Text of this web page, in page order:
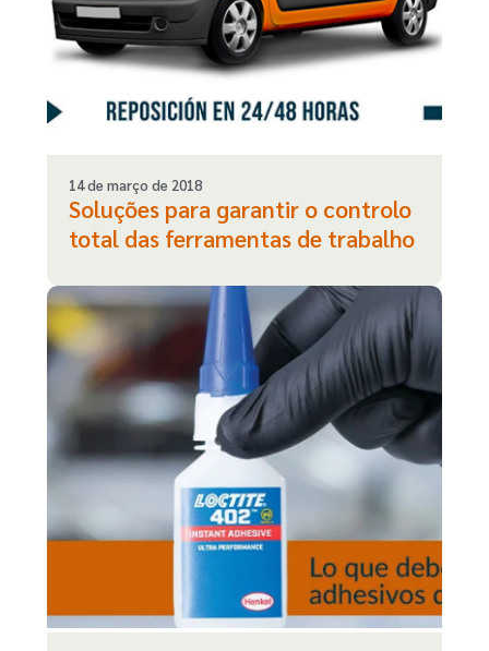
14 de março de 2018
Soluções para garantir o controlo
total das ferramentas de trabalho